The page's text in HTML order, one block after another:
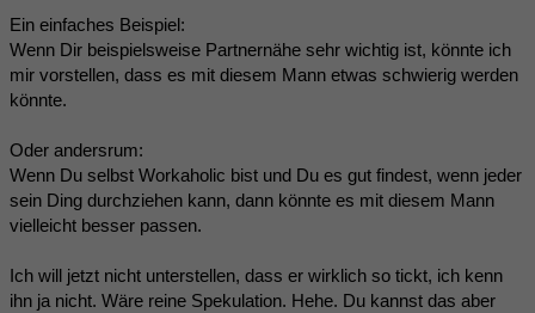
Ein einfaches Beispiel:
Wenn Dir beispielsweise Partnernähe sehr wichtig ist, könnte ich
mir vorstellen, dass es mit diesem Mann etwas schwierig werden
könnte.
Oder andersrum:
Wenn Du selbst Workaholic bist und Du es gut findest, wenn jeder
sein Ding durchziehen kann, dann könnte es mit diesem Mann
vielleicht besser passen.
Ich will jetzt nicht unterstellen, dass er wirklich so tickt, ich kenn
ihn ja nicht. Wäre reine Spekulation. Hehe. Du kannst das aber